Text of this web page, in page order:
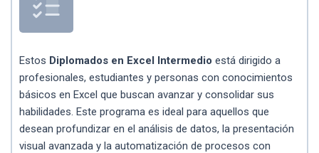
Estos Diplomados en Excel Intermedio está dirigido a
profesionales, estudiantes y personas con conocimientos
básicos en Excel que buscan avanzar y consolidar sus
habilidades. Este programa es ideal para aquellos que
desean profundizar en el análisis de datos, la presentación
visual avanzada y la automatización de procesos con